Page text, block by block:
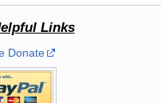
Links
Donate